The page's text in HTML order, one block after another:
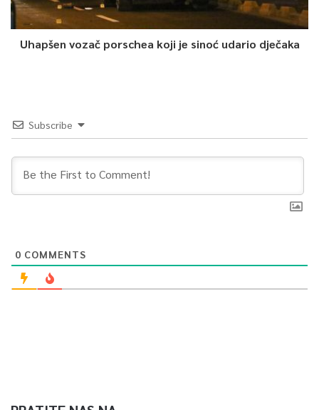
Uhapšen vozač porschea koji je sinoć udario dječaka
Subscribe
0 COMMENTS